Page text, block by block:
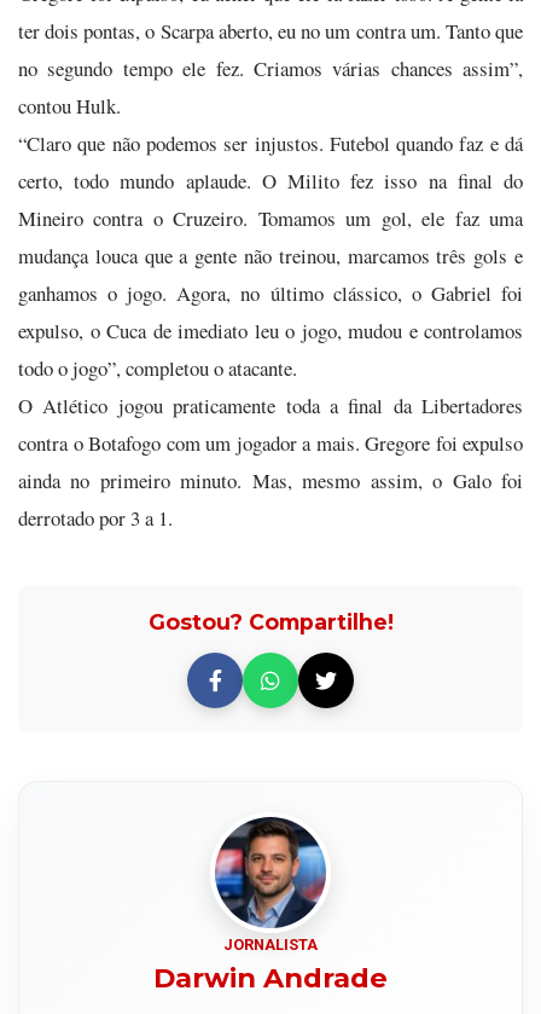
ter dois pontas, o Scarpa aberto, eu no um contra um. Tanto que
no segundo tempo ele fez. Criamos várias chances assim”,
contou Hulk.
“Claro que não podemos ser injustos. Futebol quando faz e dá
certo, todo mundo aplaude. O Milito fez isso na final do
Mineiro contra o Cruzeiro. Tomamos um gol, ele faz uma
mudança louca que a gente não treinou, marcamos três gols e
ganhamos o jogo. Agora, no último clássico, o Gabriel foi
expulso, o Cuca de imediato leu o jogo, mudou e controlamos
todo o jogo”, completou o atacante.
O Atlético jogou praticamente toda a final da Libertadores
contra o Botafogo com um jogador a mais. Gregore foi expulso
ainda no primeiro minuto. Mas, mesmo assim, o Galo foi
derrotado por 3 a 1.
Gostou? Compartilhe!
JORNALISTA
Darwin Andrade